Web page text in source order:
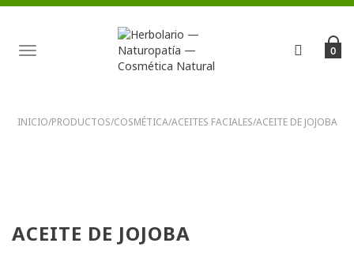
TOGGLE
NAVIGATION
0
INICIO/PRODUCTOS/COSMÉTICA/ACEITES FACIALES/ACEITE DE JOJOBA
ACEITE DE JOJOBA